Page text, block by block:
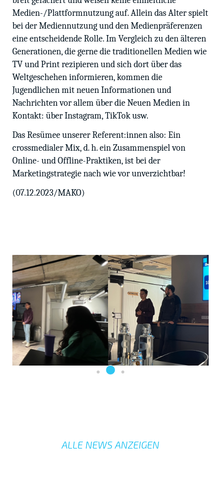
Medien-/Plattformnutzung auf. Allein das Alter spielt
bei der Mediennutzung und den Medienpräferenzen
eine entscheidende Rolle. Im Vergleich zu den älteren
Generationen, die gerne die traditionellen Medien wie
TV und Print rezipieren und sich dort über das
Weltgeschehen informieren, kommen die
Jugendlichen mit neuen Informationen und
Nachrichten vor allem über die Neuen Medien in
Kontakt: über Instagram, TikTok usw.
Das Resümee unserer Referent:innen also: Ein
crossmedialer Mix, d. h. ein Zusammenspiel von
Online- und Offline-Praktiken, ist bei der
Marketingstrategie nach wie vor unverzichtbar!
(07.12.2023/MAKO)
ALLE NEWS ANZEIGEN